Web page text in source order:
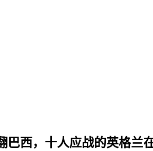
巴西，十人应战的英格兰